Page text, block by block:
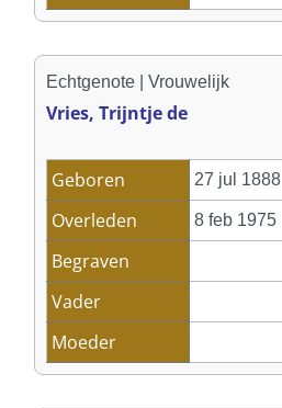
Echtgenote | Vrouwelijk
Vries, Trijntje de
Geboren 27 jul 1888
Overleden 8 feb 1975
Begraven
Vader
Moeder